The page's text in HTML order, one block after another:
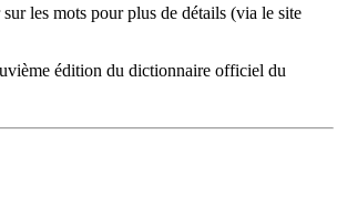
les mots pour plus de détails (via le site
édition du dictionnaire officiel du